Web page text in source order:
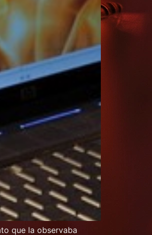
que la observaba